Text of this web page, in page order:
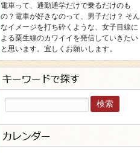
電車って、通勤通学だけで乗るだけのも
の？電車が好きなのって、男子だけ？ そん
なイメージを打ち砕くような、女子目線に
よる粟生線のカワイイを発信していきたい
と思います。宜しくお願いします。
検
索: